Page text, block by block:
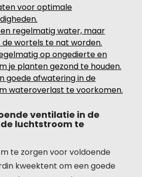
voor optimale
regelmatig water, maar
wortels te nat worden.
op ongedierte en
je planten gezond te houden.
goede afwatering in de
wateroverlast te voorkomen.
ventilatie in de
luchtstroom te
te zorgen voor voldoende
kweektent om een goede